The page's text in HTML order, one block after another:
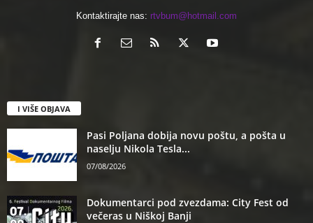
Kontaktirajte nas: rtvbum@hotmail.com
I VIŠE OBJAVA
Pasi Poljana dobija novu poštu, a pošta u
naselju Nikola Tesla...
07/08/2026
Dokumentarci pod zvezdama: City Fest od
večeras u Niškoj Banji